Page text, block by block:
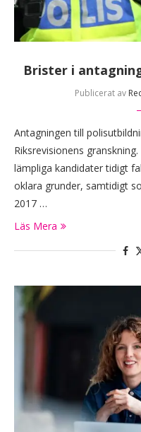
Brister i
Publicerat av
Antagningen till
Riksrevisionens
lämpliga kandidater tidigt
oklara grunder, samtidigt
2017 …
Läs Mera